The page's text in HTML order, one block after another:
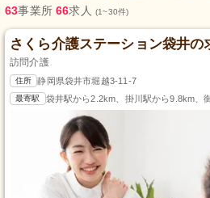
63事業所 66求人 (1~30件)
さくら介護ステーション袋井の
訪問介護
住所 静岡県袋井市堀越3-11-7
最寄駅 袋井駅から2.2km、掛川駅から9.8km、